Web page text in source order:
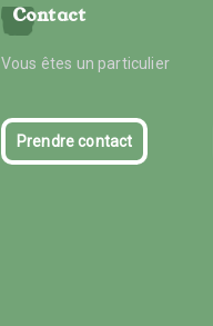
Contact
Vous êtes un particulier
Prendre contact